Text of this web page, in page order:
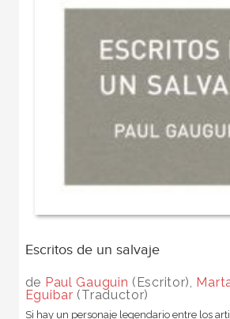
Escritos de un salvaje
de Paul Gauguin (Escritor),
Eguibar (Traductor)
Si hay un personaje legendario entre los